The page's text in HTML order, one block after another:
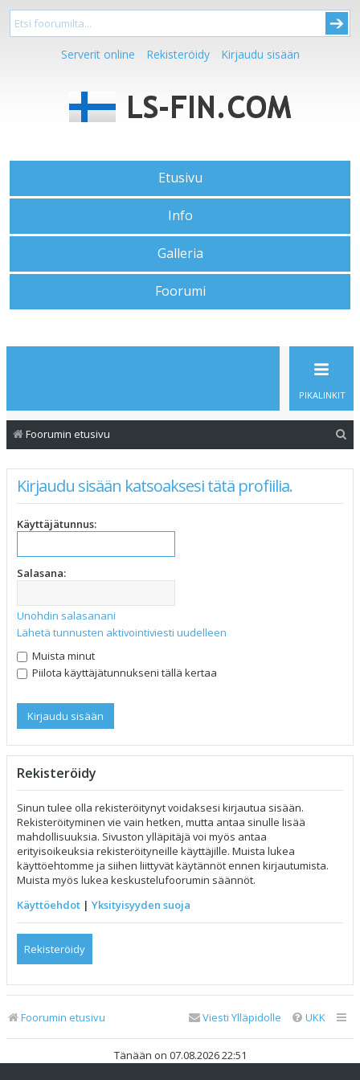
Serverit online Rekisteröidy Kirjaudu sisään
Etusivu
Info
Galleria
Foorumi
PIKALINKIT
Foorumin etusivu
Kirjaudu sisään katsoaksesi tätä profiilia.
Käyttäjätunnus:
Salasana:
Unohdin salasanani
Lähetä tunnusten aktivointiviesti uudelleen
Muista minut
Piilota käyttäjätunnukseni tällä kertaa
Rekisteröidy
Sinun tulee olla rekisteröitynyt voidaksesi kirjautua sisään.
Rekisteröityminen vie vain hetken, mutta antaa sinulle lisää
mahdollisuuksia. Sivuston ylläpitäjä voi myös antaa
erityisoikeuksia rekisteröityneille käyttäjille. Muista lukea
käyttöehtomme ja siihen liittyvät käytännöt ennen kirjautumista.
Muista myös lukea keskustelufoorumin säännöt.
Käyttöehdot | Yksityisyyden suoja
Rekisteröidy
Foorumin etusivu UKK
Viesti Ylläpidolle
Tänään on 07.08.2026 22:51